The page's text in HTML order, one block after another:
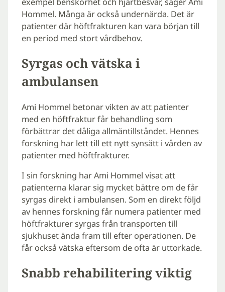
Hommel. Många är också undernärda. Det är
patienter där höftfrakturen kan vara början till
en period med stort vårdbehov.
Syrgas och vätska i
ambulansen
Ami Hommel betonar vikten av att patienter
med en höftfraktur får behandling som
förbättrar det dåliga allmäntillståndet. Hennes
forskning har lett till ett nytt synsätt i vården av
patienter med höftfrakturer.
I sin forskning har Ami Hommel visat att
patienterna klarar sig mycket bättre om de får
syrgas direkt i ambulansen. Som en direkt följd
av hennes forskning får numera patienter med
höftfrakturer syrgas från transporten till
sjukhuset ända fram till efter operationen. De
får också vätska eftersom de ofta är uttorkade.
Snabb rehabilitering viktig